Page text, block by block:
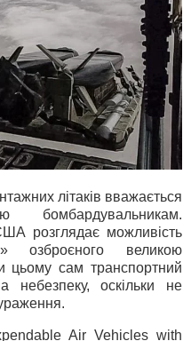
літаків вважається
бомбардувальникам.
розглядає можливість
озброєного великою
цьому сам транспортний
небезпеку, оскільки не
Air Vehicles with